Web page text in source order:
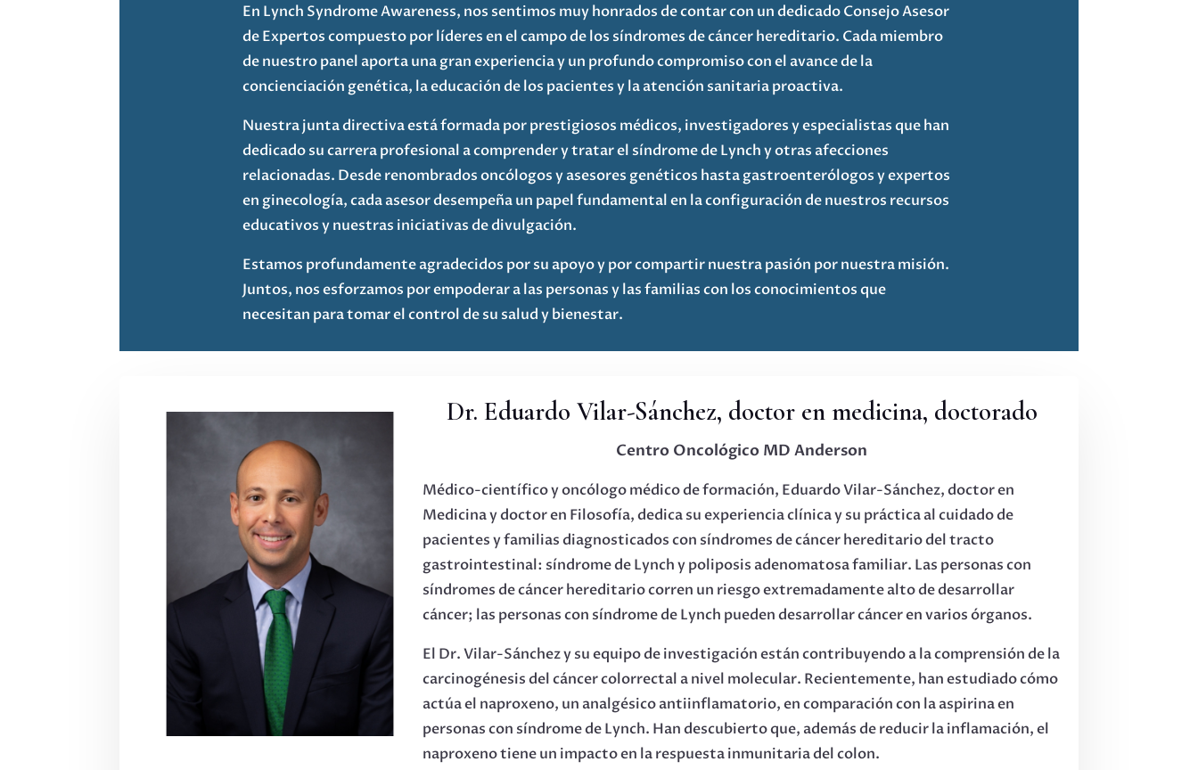
En Lynch Syndrome Awareness, nos sentimos muy honrados de contar con un dedicado Consejo Asesor
de Expertos compuesto por líderes en el campo de los síndromes de cáncer hereditario. Cada miembro
de nuestro panel aporta una gran experiencia y un profundo compromiso con el avance de la
concienciación genética, la educación de los pacientes y la atención sanitaria proactiva.
Nuestra junta directiva está formada por prestigiosos médicos, investigadores y especialistas que han
dedicado su carrera profesional a comprender y tratar el síndrome de Lynch y otras afecciones
relacionadas. Desde renombrados oncólogos y asesores genéticos hasta gastroenterólogos y expertos
en ginecología, cada asesor desempeña un papel fundamental en la configuración de nuestros recursos
educativos y nuestras iniciativas de divulgación.
Estamos profundamente agradecidos por su apoyo y por compartir nuestra pasión por nuestra misión.
Juntos, nos esforzamos por empoderar a las personas y las familias con los conocimientos que
necesitan para tomar el control de su salud y bienestar.
Dr. Eduardo Vilar-Sánchez, doctor en medicina, doctorado
Centro Oncológico MD Anderson
Médico-científico y oncólogo médico de formación, Eduardo Vilar-Sánchez, doctor en
Medicina y doctor en Filosofía, dedica su experiencia clínica y su práctica al cuidado de
pacientes y familias diagnosticados con síndromes de cáncer hereditario del tracto
gastrointestinal: síndrome de Lynch y poliposis adenomatosa familiar. Las personas con
síndromes de cáncer hereditario corren un riesgo extremadamente alto de desarrollar
cáncer; las personas con síndrome de Lynch pueden desarrollar cáncer en varios órganos.
El Dr. Vilar-Sánchez y su equipo de investigación están contribuyendo a la comprensión de la
carcinogénesis del cáncer colorrectal a nivel molecular. Recientemente, han estudiado cómo
actúa el naproxeno, un analgésico antiinflamatorio, en comparación con la aspirina en
personas con síndrome de Lynch. Han descubierto que, además de reducir la inflamación, el
naproxeno tiene un impacto en la respuesta inmunitaria del colon.